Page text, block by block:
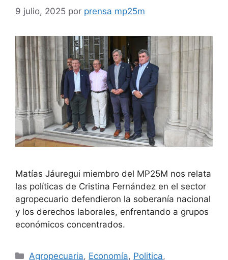
9 julio, 2025 por prensa mp25m
Matías Jáuregui miembro del MP25M nos relata
las políticas de Cristina Fernández en el sector
agropecuario defendieron la soberanía nacional
y los derechos laborales, enfrentando a grupos
económicos concentrados.
Agropecuaria, Economía, Politica,